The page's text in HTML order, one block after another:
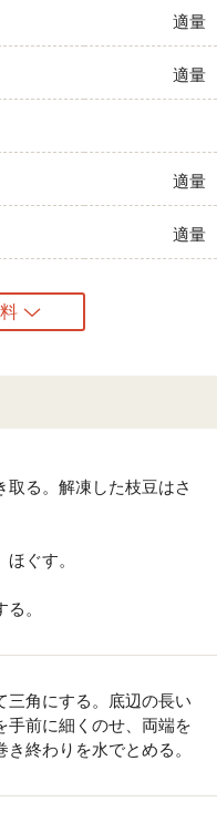
適量
適量
適量
適量
る。解凍した枝豆はさ
ぐす。
。
三角にする。底辺の長い
手前に細くのせ、両端を
終わりを水でとめる。